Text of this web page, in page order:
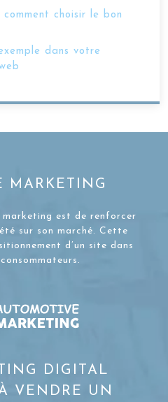
choisir le bon
dans votre
MARKETING
marketing est de renforcer
sur son marché. Cette
d’un site dans
DIGITAL
VENDRE UN